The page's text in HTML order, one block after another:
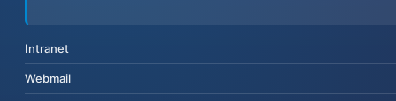
Intranet
Webmail